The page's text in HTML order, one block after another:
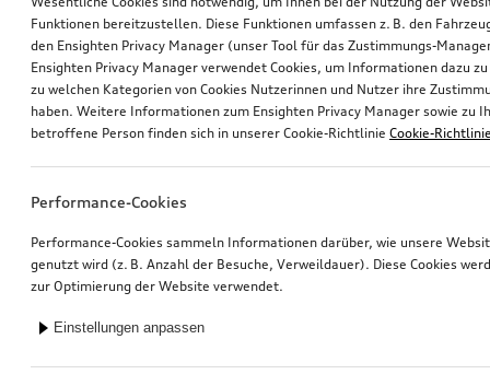
Funktionen bereitzustellen. Diese Funktionen umfassen z. B. den
den Ensighten Privacy Manager (unser Tool für das Zustimmungs-
Ensighten Privacy Manager verwendet Cookies, um Informationen dazu
zu welchen Kategorien von Cookies Nutzerinnen und Nutzer ihre
haben. Weitere Informationen zum Ensighten Privacy Manager sowie zu
betroffene Person finden sich in unserer Cookie-Richtlinie Cookie-
Performance-Cookies
Performance-Cookies sammeln Informationen darüber, wie unsere
genutzt wird (z. B. Anzahl der Besuche, Verweildauer). Diese Cookies
zur Optimierung der Website verwendet.
Einstellungen anpassen